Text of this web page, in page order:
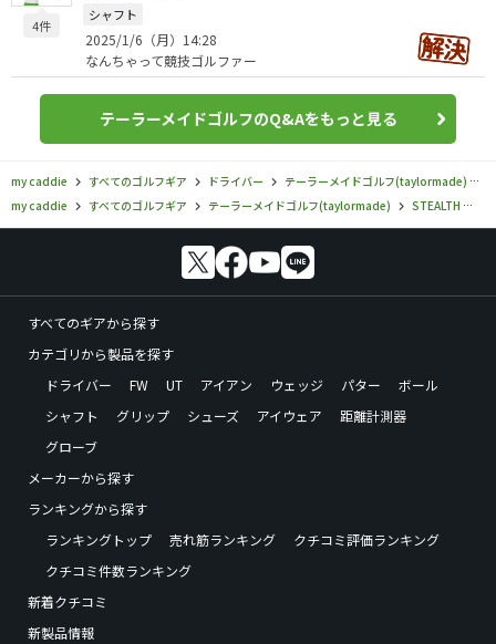
4件
シャフト
2025/1/6（月）14:28
なんちゃって競技ゴルファー
テーラーメイドゴルフのQ&Aをもっと見る
my caddie すべてのゴルフギア ドライバー テーラーメイドゴルフ(taylormade)
my caddie
すべてのゴルフギア テーラーメイドゴルフ(taylormade) STEALTH
すべてのギアから探す
カテゴリから製品を探す
ドライバー
FW UT アイアン ウェッジ パター
ボール
シャフト
グリップ シューズ アイウェア
距離計測器
グローブ
メーカーから探す
ランキングから探す
ランキングトップ
売れ筋ランキング
クチコミ評価ランキング
クチコミ件数ランキング
新着クチコミ
新製品情報